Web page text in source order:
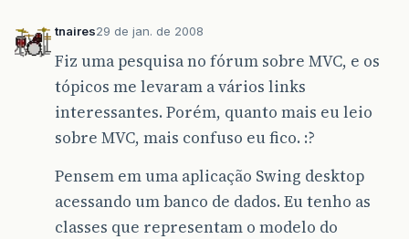
tnaires29 de jan. de 2008
Fiz uma pesquisa no fórum sobre MVC, e os
tópicos me levaram a vários links
interessantes. Porém, quanto mais eu leio
sobre MVC, mais confuso eu fico. :?
Pensem em uma aplicação Swing desktop
acessando um banco de dados. Eu tenho as
classes que representam o modelo do